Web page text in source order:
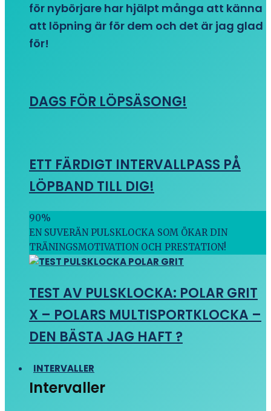
för nybörjare har hjälpt många att känna
att löpning är för dem och det är jag glad
för!
DAGS FÖR LÖPSÄSONG!
ETT FÄRDIGT INTERVALLPASS PÅ
LÖPBAND TILL DIG!
90%
EN SUVERÄN PULSKLOCKA SOM ÖKAR DIN
TRÄNINGSMOTIVATION OCH PRESTATION!
TEST AV PULSKLOCKA: POLAR GRIT
X – POLARS MULTISPORTKLOCKA –
DEN BÄSTA JAG HAFT ?
INTERVALLER
Intervaller